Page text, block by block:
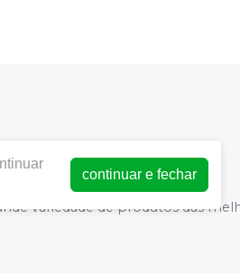
variedade de produtos das
continuar e fechar